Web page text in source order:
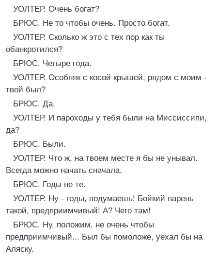
УОЛТЕР. Очень богат?
БРЮС. Не то чтобы очень. Просто богат.
УОЛТЕР. Сколько ж это с тех пор как ты
обанкротился?
БРЮС. Четыре года.
УОЛТЕР. Особняк с косой крышей, рядом с моим -
твой был?
БРЮС. Да.
УОЛТЕР. И пароходы у тебя были на Миссиссипи,
да?
БРЮС. Были.
УОЛТЕР. Что ж, на твоем месте я бы не унывал.
Всегда можно начать сначала.
БРЮС. Годы не те.
УОЛТЕР. Ну - годы, подумаешь! Бойкий парень
такой, предприимчивый! A? Чего там!
БРЮС. Ну, положим, не очень чтобы
предприимчивый... Был бы помоложе, уехал бы на
Аляску.